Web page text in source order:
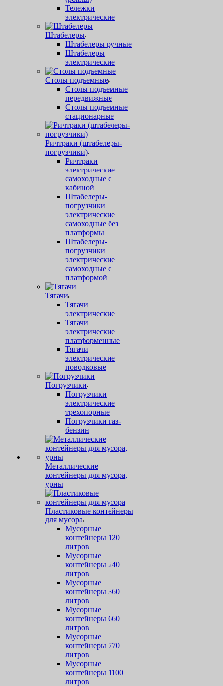
Тележки
электрические
Штабелеры
Штабелеры ручные
Штабелеры
электрические
Столы подъемные
Столы подъемные
передвижные
Столы подъемные
стационарные
Ричтраки (штабелеры-
погрузчики)
Ричтраки
электрические
самоходные с
кабиной
Штабелеры-
погрузчики
электрические
самоходные без
платформы
Штабелеры-
погрузчики
электрические
самоходные с
платформой
Тягачи
Тягачи
электрические
Тягачи
электрические
платформенные
Тягачи
электрические
поводковые
Погрузчики
Погрузчики
электрические
трехопорные
Погрузчики газ-
бензин
Металлические
контейнеры для мусора,
урны
Пластиковые контейнеры
для мусора
Мусорные
контейнеры 120
литров
Мусорные
контейнеры 240
литров
Мусорные
контейнеры 360
литров
Мусорные
контейнеры 660
литров
Мусорные
контейнеры 770
литров
Мусорные
контейнеры 1100
литров